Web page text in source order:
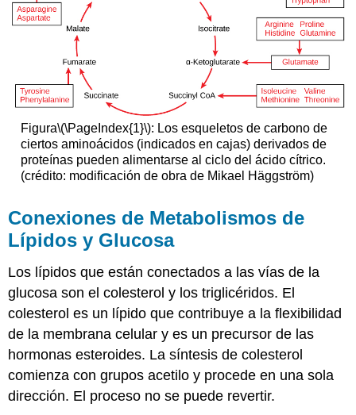
Figura\(\PageIndex{1}\): Los esqueletos de carbono de
ciertos aminoácidos (indicados en cajas) derivados de
proteínas pueden alimentarse al ciclo del ácido cítrico.
(crédito: modificación de obra de Mikael Häggström)
Conexiones de Metabolismos de
Lípidos y Glucosa
Los lípidos que están conectados a las vías de la
glucosa son el colesterol y los triglicéridos. El
colesterol es un lípido que contribuye a la flexibilidad
de la membrana celular y es un precursor de las
hormonas esteroides. La síntesis de colesterol
comienza con grupos acetilo y procede en una sola
dirección. El proceso no se puede revertir.